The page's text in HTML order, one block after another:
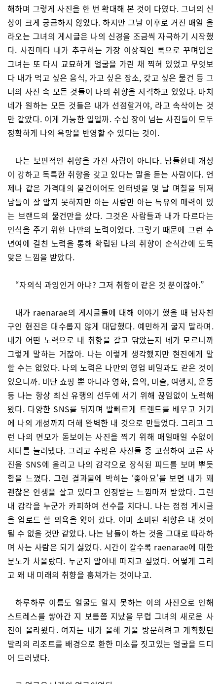
해하며 그렇게 사진을 한 번 확대해 본 것이 다였다. 그녀의 신
상이 크게 궁금하지 않았다. 하지만 그날 이후로 거진 매일 올
라오는 그녀의 게시글은 나의 신경을 조금씩 자극하기 시작했
다. 사진마다 내가 추구하는 가장 이상적인 룩으로 꾸며입은
그녀는 또 다시 교묘하게 얼굴을 가린 채 찍혀 있었고 무엇보
다 내가 먹고 싶은 음식, 가고 싶은 장소, 갖고 싶은 물건 등 그
녀의 사진 속 모든 것들이 나의 취향을 저격하고 있었다. 마치
네가 원하는 모든 것들은 내가 선점할거야, 라고 속삭이는 것
만 같았다. 이게 가능한 일일까. 수십 장이 넘는 사진들이 모두
정확하게 나의 욕망을 반영할 수 있다는 것이.
나는 보편적인 취향을 가진 사람이 아니다. 남들한테 개성
이 강하고 독특한 취향을 갖고 있다는 말을 듣는 사람이다. 언
제나 같은 가격대의 물건이어도 인터넷을 몇 날 며칠을 뒤져
남들이 잘 알지 못하지만 아는 사람만 아는 특유의 매력이 있
는 브랜드의 물건만을 샀다. 그것은 사람들과 내가 다르다는
인식을 주기 위한 나만의 노력이었다. 그렇기 때문에 그런 수
년여에 걸친 노력을 통해 확립된 나의 취향이 순식간에 도둑
맞은 느낌을 받았다.
“자의식 과잉인거 아냐? 그저 취향이 같은 것 뿐이잖아.”
내가 raenarae의 게시글들에 대해 이야기 했을 때 남자친
구인 현진은 대수롭지 않게 대답했다. 예민하게 굴지 말라며.
내가 어떤 노력으로 내 취향을 갈고 닦았는지 네가 모르니까
그렇게 말하는 거잖아. 나는 이렇게 생각했지만 현진에게 말
할 수는 없었다. 나의 노력은 나만의 영업 비밀과도 같은 것이
었으니까. 비단 쇼핑 뿐 아니라 영화, 음악, 미술, 여행지, 운동
등 나는 항상 최신 유행의 선두에 서기 위해 끊임없이 노력해
왔다. 다양한 SNS를 뒤지며 발빠르게 트렌드를 배우고 거기
에 나의 개성까지 더해 완벽한 내 것으로 만들었다. 그리고 그
런 나의 면모가 돋보이는 사진을 찍기 위해 매일매일 수없이
셔터를 눌러댔다. 그리고 수많은 사진들 중 고심하여 고른 사
진을 SNS에 올리고 나의 감각으로 장식된 피드를 보며 뿌듯
함을 느꼈다. 그런 결과물에 박히는 ‘좋아요’를 보면 내가 꽤
괜찮은 인생을 살고 있다고 인정받는 느낌마저 받았다. 그런
내 감각을 누군가 카피하여 선수를 치다니. 나는 점점 게시글
을 업로드 할 의욕을 잃어 갔다. 이미 소비된 취향은 내 것이
될 수 없을 것만 같았다. 나는 남들이 하는 것을 그대로 따라하
며 사는 사람은 되기 싫었다. 시간이 갈수록 raenarae에 대한
분노가 차올랐다. 누군지 알아내 따지고 싶었다. 어떻게 그리
고 왜 내 미래의 취향을 훔쳐가는 것이냐고.
하루하루 이름도 얼굴도 알지 못하는 이의 사진으로 인해
스트레스를 쌓아간 지 보름쯤 지났을 무렵 그녀의 새로운 사
진이 올라왔다. 여자는 내가 올해 겨울 방문하려고 계획했던
발리의 리조트를 배경으로 환한 미소를 짓고있는 얼굴을 드디
어 드러냈다.